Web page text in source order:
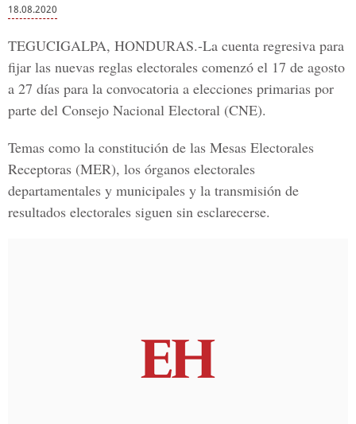
18.08.2020
TEGUCIGALPA, HONDURAS.-La cuenta regresiva para
fijar las nuevas reglas electorales comenzó el 17 de agosto
a 27 días para la convocatoria a elecciones primarias por
parte del Consejo Nacional Electoral (CNE).
Temas como la constitución de las Mesas Electorales
Receptoras (MER), los órganos electorales
departamentales y municipales y la transmisión de
resultados electorales siguen sin esclarecerse.